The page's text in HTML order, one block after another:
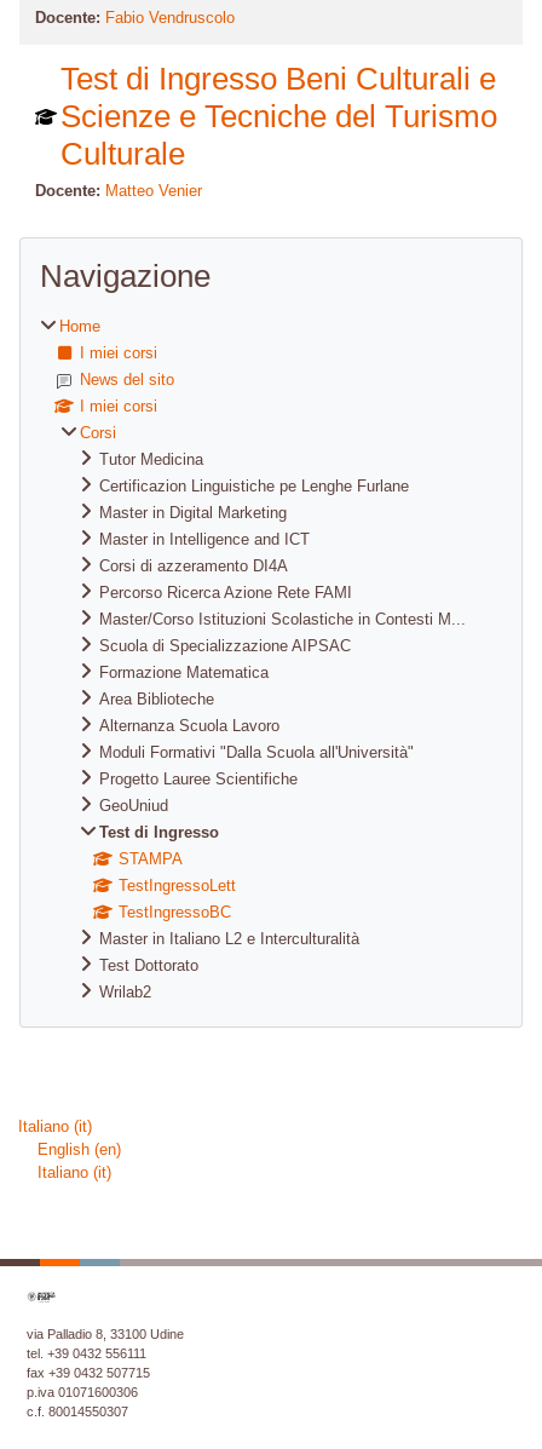
Docente: Fabio Vendruscolo
Test di Ingresso Beni Culturali e
Scienze e Tecniche del Turismo
Culturale
Docente: Matteo Venier
Navigazione
Home
I miei corsi
News del sito
I miei corsi
Corsi
Tutor Medicina
Certificazion Linguistiche pe Lenghe Furlane
Master in Digital Marketing
Master in Intelligence and ICT
Corsi di azzeramento DI4A
Percorso Ricerca Azione Rete FAMI
Master/Corso Istituzioni Scolastiche in Contesti M...
Scuola di Specializzazione AIPSAC
Formazione Matematica
Area Biblioteche
Alternanza Scuola Lavoro
Moduli Formativi "Dalla Scuola all'Università"
Progetto Lauree Scientifiche
GeoUniud
Test di Ingresso
STAMPA
TestIngressoLett
TestIngressoBC
Master in Italiano L2 e Interculturalità
Test Dottorato
Wrilab2
Italiano ‎(it)‎
English ‎(en)‎
Italiano ‎(it)‎
via Palladio 8, 33100 Udine
tel. +39 0432 556111
fax +39 0432 507715
p.iva 01071600306
c.f. 80014550307